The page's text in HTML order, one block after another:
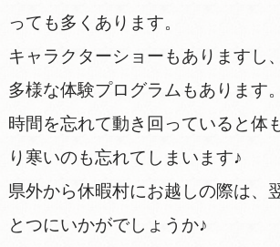
っても多くあります。
キャラクターショーもありますし
多様な体験プログラムもあります。
時間を忘れて動き回っていると体
り寒いのも忘れてしまいます♪
県外から休暇村にお越しの際は、
とつにいかがでしょうか♪